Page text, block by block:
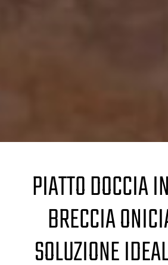
PIATTO DOCCIA
BRECCIA
SOLUZIONE